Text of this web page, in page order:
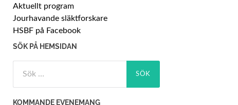
Aktuellt program
Jourhavande släktforskare
HSBF på Facebook
SÖK PÅ HEMSIDAN
efter:
KOMMANDE EVENEMANG